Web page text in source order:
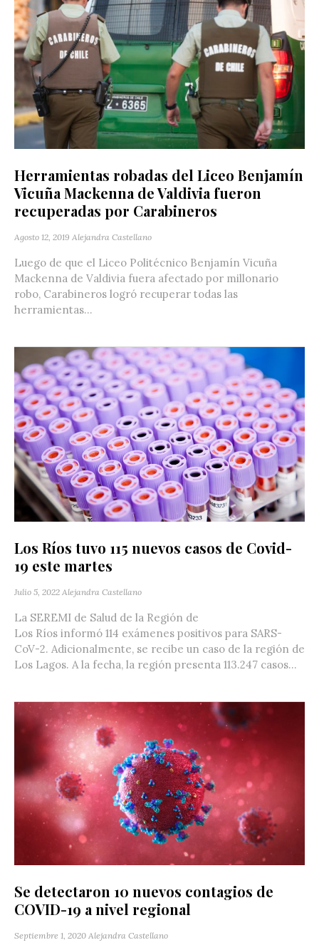
Herramientas robadas del Liceo Benjamín
Vicuña Mackenna de Valdivia fueron
recuperadas por Carabineros
Agosto 12, 2019 Alejandra Castellano
Luego de que el Liceo Politécnico Benjamín Vicuña
Mackenna de Valdivia fuera afectado por millonario
robo, Carabineros logró recuperar todas las
herramientas...
Los Ríos tuvo 115 nuevos casos de Covid-
19 este martes
Julio 5, 2022 Alejandra Castellano
La SEREMI de Salud de la Región de
Los Ríos informó 114 exámenes positivos para SARS-
CoV-2. Adicionalmente, se recibe un caso de la región de
Los Lagos. A la fecha, la región presenta 113.247 casos...
Se detectaron 10 nuevos contagios de
COVID-19 a nivel regional
Septiembre 1, 2020 Alejandra Castellano